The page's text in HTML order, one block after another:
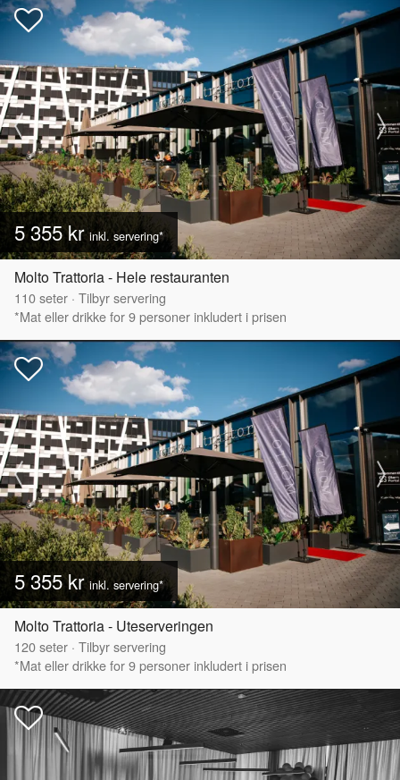
5 355 krinkl. servering*
Molto Trattoria - Hele restauranten
110seter · Tilbyr servering
*Mat eller drikke for 9 personer inkludert i prisen
5 355 krinkl. servering*
Molto Trattoria - Uteserveringen
120seter · Tilbyr servering
*Mat eller drikke for 9 personer inkludert i prisen